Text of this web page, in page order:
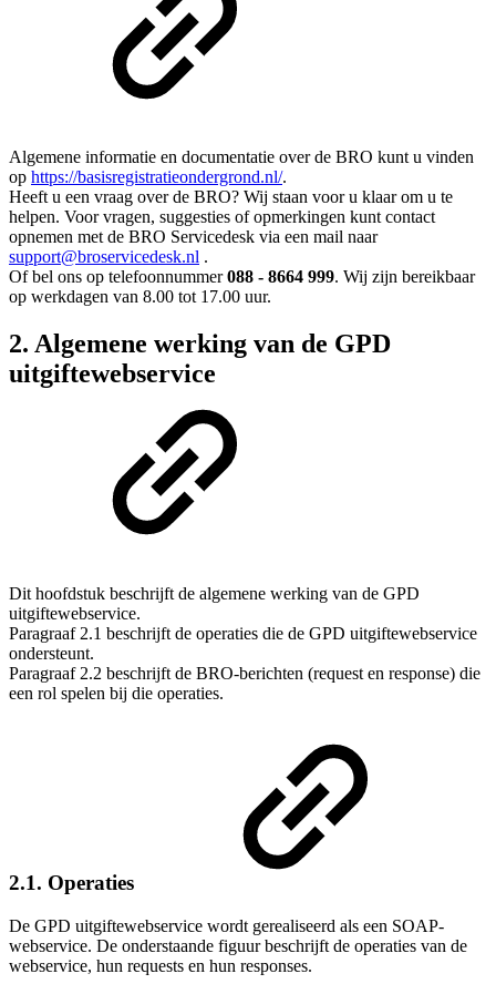
Algemene informatie en documentatie over de BRO kunt u vinden
op https://basisregistratieondergrond.nl/.
Heeft u een vraag over de BRO? Wij staan voor u klaar om u te
helpen. Voor vragen, suggesties of opmerkingen kunt contact
opnemen met de BRO Servicedesk via een mail naar
support@broservicedesk.nl .
Of bel ons op telefoonnummer088 - 8664 999. Wij zijn bereikbaar
op werkdagen van 8.00 tot 17.00 uur.
2. Algemene werking van de GPD
uitgiftewebservice
Dit hoofdstuk beschrijft de algemene werking van de GPD
uitgiftewebservice.
Paragraaf 2.1 beschrijft de operaties die de GPD uitgiftewebservice
ondersteunt.
Paragraaf 2.2 beschrijft de BRO-berichten (request en response) die
een rol spelen bij die operaties.
2.1. Operaties
De GPD uitgiftewebservice wordt gerealiseerd als een SOAP-
webservice. De onderstaande figuur beschrijft de operaties van de
webservice, hun requests en hun responses.